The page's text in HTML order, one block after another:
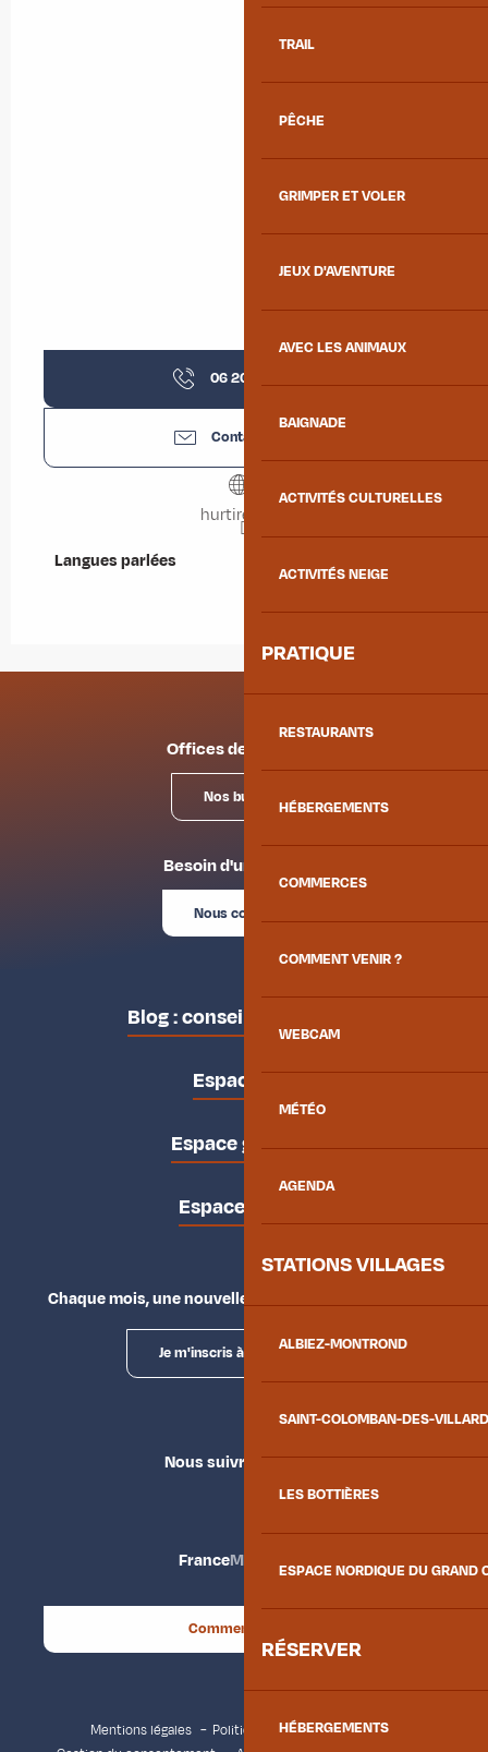
TRAIL
PÊCHE
GRIMPER ET VOLER
JEUX D'AVENTURE
AVEC LES ANIMAUX
BAIGNADE
ACTIVITÉS CULTURELLES
ACTIVITÉS NEIGE
PRATIQUE
RESTAURANTS
HÉBERGEMENTS
COMMERCES
COMMENT VENIR ?
WEBCAM
MÉTÉO
AGENDA
STATIONS VILLAGES
ALBIEZ-MONTROND
SAINT-COLOMBAN-DES-
LES BOTTIÈRES
ESPACE NORDIQUE DU GRAND
RÉSERVER
HÉBERGEMENTS
06 20 42 58
Contactez-nous
hurtireves.fr
Langues parlées
Langues parlées
Offices de tourisme
Nos bureaux
Besoin d'un conseil ?
Nous contacter
Blog : conseils des locaux
Espace pro
Espace groupes
Espace presse
Chaque mois, une nouvelle façon d'explorer la vallée.
Je m'inscris à la newsletter
Nous suivre
FranceMaurienne
Comment venir ?
Mentions légales
Politique de confidentialité